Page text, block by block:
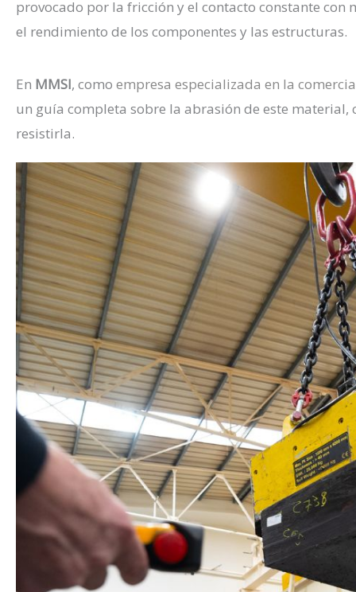
provocado por la fricción y el contacto constante
el rendimiento de los componentes y las estructuras.
En MMSI, como empresa especializada en la
un guía completa sobre la abrasión de este
resistirla.